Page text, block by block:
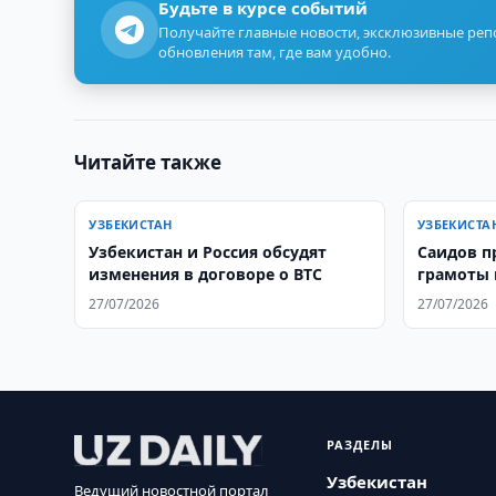
Будьте в курсе событий
Получайте главные новости, эксклюзивные
обновления там, где вам удобно.
Читайте также
УЗБЕКИСТАН
Узбекистан и Россия обсудят
изменения в договоре о ВТС
27/07/2026
Саидов
грамоты
27/07/2026
Ведущий новостной портал
РАЗДЕЛЫ
Узбекистан